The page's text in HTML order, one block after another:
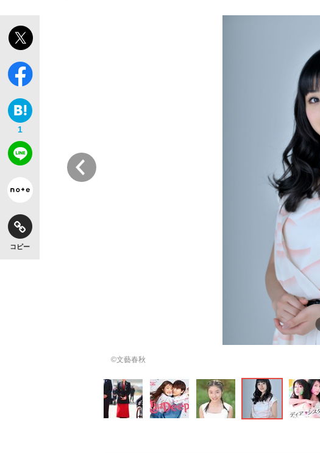
「目標達成できなかったからと言って…」サッカー日本
1
コピー
©文藝春秋